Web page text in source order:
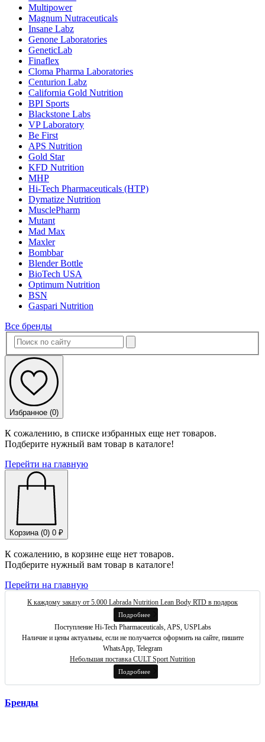
Multipower
Magnum Nutraceuticals
Insane Labz
Genone Laboratories
GeneticLab
Finaflex
Cloma Pharma Laboratories
Centurion Labz
California Gold Nutrition
BPI Sports
Blackstone Labs
VP Laboratory
Be First
APS Nutrition
Gold Star
KFD Nutrition
MHP
Hi-Tech Pharmaceuticals (HTP)
Dymatize Nutrition
MusclePharm
Mutant
Mad Max
Maxler
Bombbar
Blender Bottle
BioTech USA
Optimum Nutrition
BSN
Gaspari Nutrition
Все бренды
Избранное (0)
К сожалению, в списке избранных еще нет товаров.
Подберите нужный вам товар в каталоге!
Перейти на главную
Корзина (0) 0 ₽
К сожалению, в корзине еще нет товаров.
Подберите нужный вам товар в каталоге!
Перейти на главную
К каждому заказу от 5.000 Labrada Nutrition Lean Body RTD в подарок
Подробнее
Поступление Hi-Tech Pharmaceuticals, APS, USPLabs
Наличие и цены актуальны, если не получается оформить на сайте, пишите
WhatsApp, Telegram
Небольшая поставка CULT Sport Nutrition
Подробнее
Бренды